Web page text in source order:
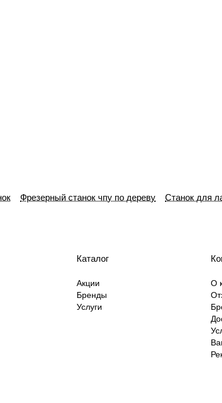
Фрезерный станок чпу по дереву Станок для
Каталог
Акции
Бренды
Услуги
О